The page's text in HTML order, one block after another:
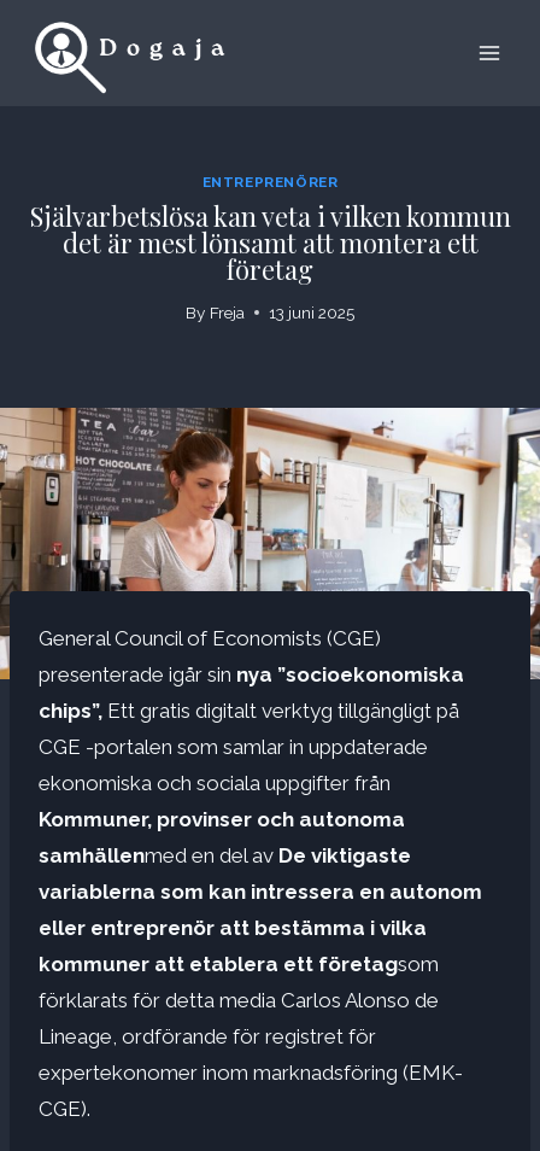
ENTREPRENÖRER
Självarbetslösa kan veta i vilken kommun
det är mest lönsamt att montera ett
företag
By Freja 13 juni 2025
General Council of Economists (CGE)
presenterade igår sin nya ”socioekonomiska
chips”, Ett gratis digitalt verktyg tillgängligt på
CGE -portalen som samlar in uppdaterade
ekonomiska och sociala uppgifter från
Kommuner, provinser och autonoma
samhällenmed en del av De viktigaste
variablerna som kan intressera en autonom
eller entreprenör att bestämma i vilka
kommuner att etablera ett företagsom
förklarats för detta media Carlos Alonso de
Lineage, ordförande för registret för
expertekonomer inom marknadsföring (EMK-
CGE).